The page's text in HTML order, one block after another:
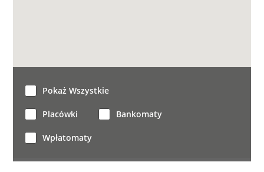
Pokaż Wszystkie
Placówki Bankomaty
Wpłatomaty